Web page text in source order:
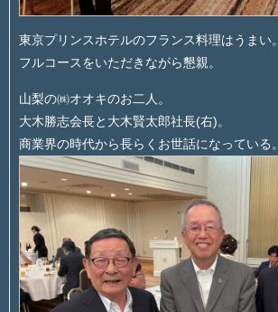
東京プリンスホテルのフランス料理はうまい。
フルコースをいただきながら懇親。
山梨の㈱オオキのお二人。
大木勝志会長と大木賢太郎社長(右)。
商業界の時代から長らくお世話になっている。